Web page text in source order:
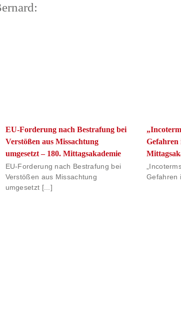
EU-Forderung nach Bestrafung bei
Verstößen aus Missachtung
umgesetzt – 180. Mittagsakademie
EU-Forderung nach Bestrafung bei
Verstößen aus Missachtung
umgesetzt [...]
Gefahren
Gefahren